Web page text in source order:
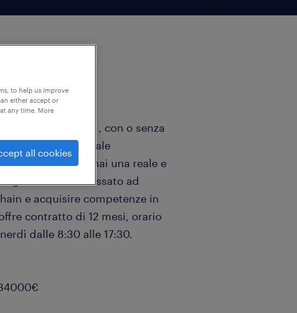
planner (F/M/NB) , con o senza
multinazionale
una laurea e hai una reale e
Sei interessato ad
e acquisire competenze in
contratto di 12 mesi, orario
dalle 8:30 alle 17:30.
to help us improve
either accept or
any time. More
all cookies